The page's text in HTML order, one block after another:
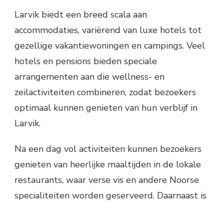
Larvik biedt een breed scala aan
accommodaties, variërend van luxe hotels tot
gezellige vakantiewoningen en campings. Veel
hotels en pensions bieden speciale
arrangementen aan die wellness- en
zeilactiviteiten combineren, zodat bezoekers
optimaal kunnen genieten van hun verblijf in
Larvik.
Na een dag vol activiteiten kunnen bezoekers
genieten van heerlijke maaltijden in de lokale
restaurants, waar verse vis en andere Noorse
specialiteiten worden geserveerd. Daarnaast is